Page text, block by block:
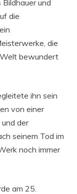
und
die
die
bewundert
ihn sein
von einer
der
seinem Tod im
noch immer
am 25.